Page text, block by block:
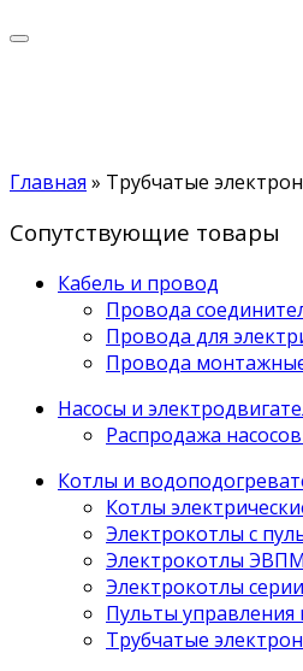
Главная » Трубчатые
Сопутствующие товары
Кабель и провод
Провода
Провода для
Провода
Насосы и
Распродажа
Котлы и
Котлы
Электрокотлы с
Электрокотлы
Электрокотлы
Пyльты yпрaвления
Трубчатые